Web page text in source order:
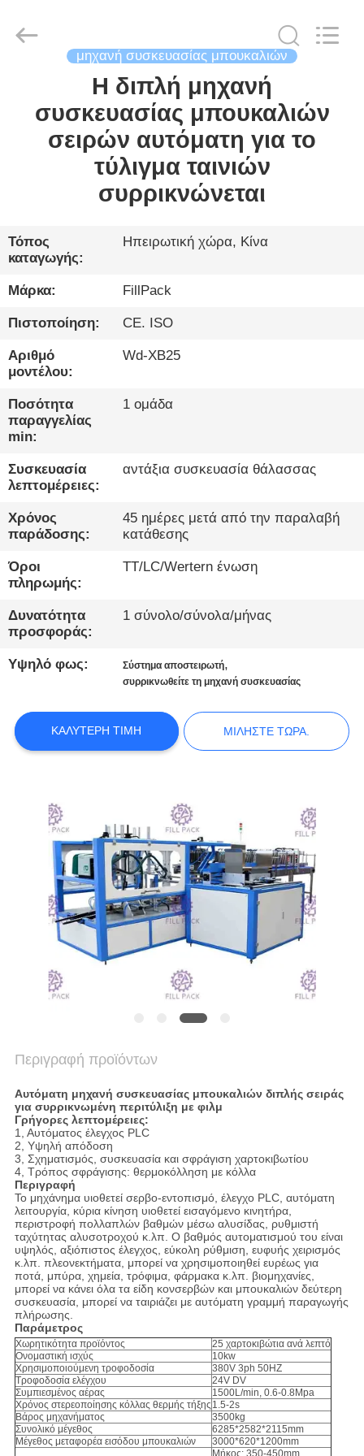
ΠΡΟΪΌΝΤΑ
ΠΕΡΊΠΟΥ
ΓΎΡΟΣ
ΕΡΓΟΣΤΑΣΊΩΝ
ΠΟΙΟΤΙΚΌΣ
ΈΛΕΓΧΟΣ
ΜΑΣ
ΕΛΆΤΕ
ΣΕ
ΕΠΑΦΉ
ΜΕ
ΝΈΑ
ΜΙΛΉΣΤΕ
ΤΏΡΑ.
SITEMAP
ΠΟΛΙΤΙΚΉ
Machinery
μηχανή συσκευασίας μπουκαλιών
Η διπλή μηχανή
συσκευασίας μπουκαλιών
σειρών αυτόματη για το
τύλιγμα ταινιών
συρρικνώνεται
Τόπος
καταγωγής:
Ηπειρωτική χώρα, Κίνα
Μάρκα: FillPack
Πιστοποίηση: CE. ISO
Αριθμό
μοντέλου:
Wd-XB25
Ποσότητα
παραγγελίας
min:
1 ομάδα
Συσκευασία
λεπτομέρειες:
αντάξια συσκευασία θάλασσας
Χρόνος
παράδοσης:
45 ημέρες μετά από την παραλαβή
κατάθεσης
Όροι
πληρωμής:
TT/LC/Wertern ένωση
Δυνατότητα
προσφοράς:
1 σύνολο/σύνολα/μήνας
Υψηλό φως: Σύστημα αποστειρωτή,
συρρικνωθείτε τη μηχανή συσκευασίας
ΚΑΛΎΤΕΡΗ ΤΙΜΉ ΜΙΛΉΣΤΕ ΤΏΡΑ.
Περιγραφή προϊόντων
Αυτόματη μηχανή συσκευασίας μπουκαλιών διπλής σειράς
για συρρικνωμένη περιτύλιξη με φιλμ
Γρήγορες λεπτομέρειες:
1, Αυτόματος έλεγχος PLC
2, Υψηλή απόδοση
3, Σχηματισμός, συσκευασία και σφράγιση χαρτοκιβωτίου
4, Τρόπος σφράγισης: θερμοκόλληση με κόλλα
Περιγραφή
Το μηχάνημα υιοθετεί σερβο-εντοπισμό, έλεγχο PLC, αυτόματη
λειτουργία, κύρια κίνηση υιοθετεί εισαγόμενο κινητήρα,
περιστροφή πολλαπλών βαθμών μέσω αλυσίδας, ρυθμιστή
ταχύτητας αλυσοτροχού κ.λπ. Ο βαθμός αυτοματισμού του είναι
υψηλός, αξιόπιστος έλεγχος, εύκολη ρύθμιση, ευφυής χειρισμός
κ.λπ. πλεονεκτήματα, μπορεί να χρησιμοποιηθεί ευρέως για
ποτά, μπύρα, χημεία, τρόφιμα, φάρμακα κ.λπ. βιομηχανίες,
μπορεί να κάνει όλα τα είδη κονσερβών και μπουκαλιών δεύτερη
συσκευασία, μπορεί να ταιριάζει με αυτόματη γραμμή παραγωγής
πλήρωσης.
Παράμετρος
Χωρητικότητα προϊόντος
25 χαρτοκιβώτια ανά λεπτό
Ονομαστική ισχύς
10kw
Χρησιμοποιούμενη τροφοδοσία
380V 3ph 50HZ
Τροφοδοσία ελέγχου
24V DV
Συμπιεσμένος αέρας
1500L/min, 0.6-0.8Mpa
Χρόνος στερεοποίησης κόλλας θερμής τήξης 1.5-2s
Βάρος μηχανήματος
3500kg
Συνολικό μέγεθος
6285*2582*2115mm
Μέγεθος μεταφορέα εισόδου μπουκαλιών
3000*620*1200mm